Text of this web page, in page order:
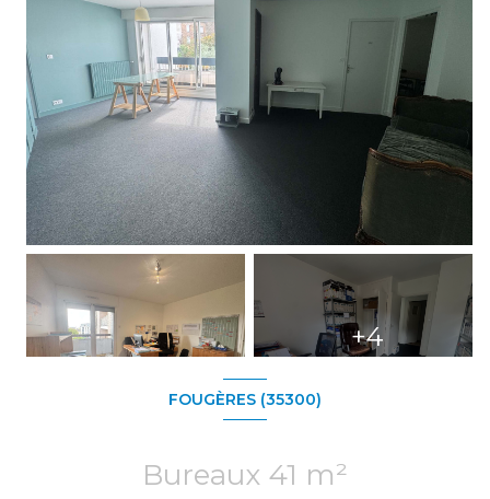
+4
FOUGÈRES (35300)
Bureaux 41 m²